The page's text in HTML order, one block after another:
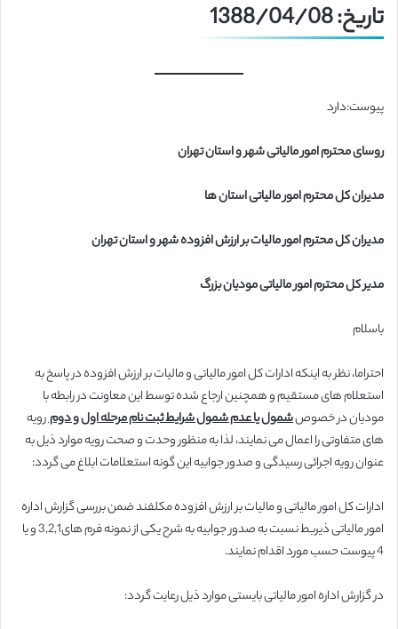
تاریخ: 1388/04/08
پیوست:دارد
روسای محترم امور مالیاتی شهر و استان تهران
مدیران کل محترم امور مالیاتی استان ها
مدیران کل محترم امور مالیات بر ارزش افزوده شهر و استان تهران
مدیر کل محترم امور مالیاتی مودیان بزرگ
باسلام
احتراما، نظر به اینکه ادارات کل امور مالیاتی و مالیات بر ارزش افزوده در پاسخ به
استعلام های مستقیم و همچنین ارجاع شده توسط این معاونت در رابطه با
مودیان در خصوصشمول یا عدم شمول شرایط ثبت نام مرحله اول و دومرویه
های متفاوتی را اعمال می نمایند، لذا به منظور وحدت و صحت رویه موارد ذیل به
عنوان رویه اجرائی رسیدگی و صدور جوابیه این گونه استعلامات ابلاغ می گردد:
ادارات کل امور مالیاتی و مالیات بر ارزش افزوده مکلفند ضمن بررسی گزارش اداره
امور مالیاتی ذیربط نسبت به صدور جوابیه به شرح یکی از نمونه فرم های3,2,1 و یا
4 پیوست حسب مورد اقدام نمایند.
در گزارش اداره امور مالیاتی بایستی موارد ذیل رعایت گردد: